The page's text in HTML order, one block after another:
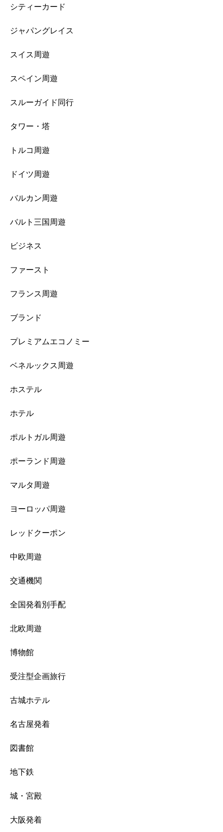
シティーカード
ジャパングレイス
スイス周遊
スペイン周遊
スルーガイド同行
タワー・塔
トルコ周遊
ドイツ周遊
バルカン周遊
バルト三国周遊
ビジネス
ファースト
フランス周遊
ブランド
プレミアムエコノミー
ベネルックス周遊
ホステル
ホテル
ポルトガル周遊
ポーランド周遊
マルタ周遊
ヨーロッパ周遊
レッドクーポン
中欧周遊
交通機関
全国発着別手配
北欧周遊
博物館
受注型企画旅行
古城ホテル
名古屋発着
図書館
地下鉄
城・宮殿
大阪発着